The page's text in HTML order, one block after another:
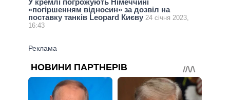
У кремлі погрожують Німеччині
«погіршенням відносин» за дозвіл на
поставку танків Leopard Києву 24 січня 2023,
16:43